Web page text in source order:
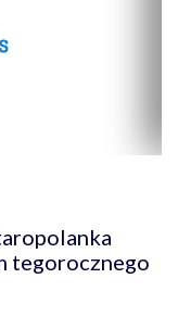
tegorocznego